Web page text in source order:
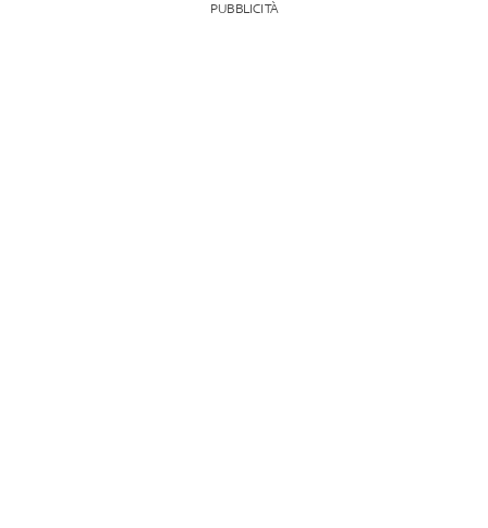
PUBBLICITÀ